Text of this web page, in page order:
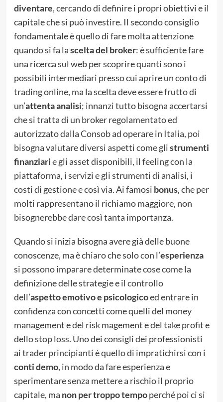
diventare, cercando di definire i propri obiettivi e il
capitale che si può investire. Il secondo consiglio
fondamentale è quello di fare molta attenzione
quando si fa lascelta del broker: è sufficiente fare
una ricerca sul web per scoprire quanti sono i
possibili intermediari presso cui aprire un conto di
trading online, ma la scelta deve essere frutto di
un’attenta analisi; innanzi tutto bisogna accertarsi
che si tratta di un broker regolamentato ed
autorizzato dalla Consob ad operare in Italia, poi
bisogna valutare diversi aspetti come glistrumenti
finanziarie gli asset disponibili, il feeling con la
piattaforma, i servizi e gli strumenti di analisi, i
costi di gestione e così via. Ai famosi bonus, che per
molti rappresentano il richiamo maggiore, non
bisognerebbe dare così tanta importanza.
Quando si inizia bisogna avere già delle buone
conoscenze, ma è chiaro che solo con l’esperienza
si possono imparare determinate cose come la
definizione delle strategie e il controllo
dell’aspetto emotivo e psicologicoed entrare in
confidenza con concetti come quelli del money
management e del risk magement e del take profit e
dello stop loss. Uno dei consigli dei professionisti
ai trader principianti è quello di impratichirsi con i
conti demo, in modo da fare esperienza e
sperimentare senza mettere a rischio il proprio
capitale, ma non per troppo tempoperché poi ci si